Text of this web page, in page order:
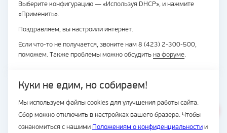
Куки не едим, но собираем!
Мы используем файлы cookies для улучшения работы сайта.
Сбор можно отключить в настройках вашего бразера. Чтобы
ознакомиться с нашими Положениям о конфиденциальностии
Выберите конфигурацию — «Используя DHCP», и нажмите
«Применить».
Поздравляем, вы настроили интернет.
Если что-то не получается, звоните нам 8 (423) 2-300-500,
поможем. Также проблемы можно обсудить на форуме.
© Подряд, 1997-2026